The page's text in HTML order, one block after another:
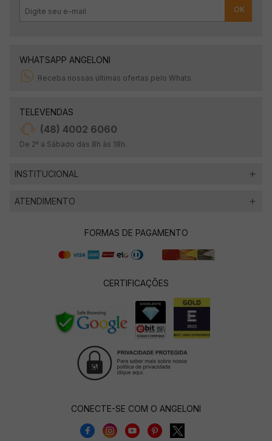
OK
WHATSAPP ANGELONI
Receba nossas últimas ofertas pelo Whats.
TELEVENDAS
(48) 4002 6060
De 2ª a Sábado das 8h às 18h.
INSTITUCIONAL
ATENDIMENTO
FORMAS DE PAGAMENTO
CERTIFICAÇÕES
CONECTE-SE COM O ANGELONI